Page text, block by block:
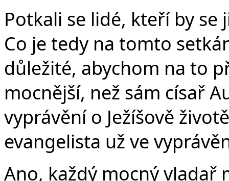
Potkali se lidé, kteří by
Co je tedy na tomto
důležité, abychom na to
mocnější, než sám císař
vyprávění o Ježíšově
evangelista už ve
Ano, každý mocný vladař